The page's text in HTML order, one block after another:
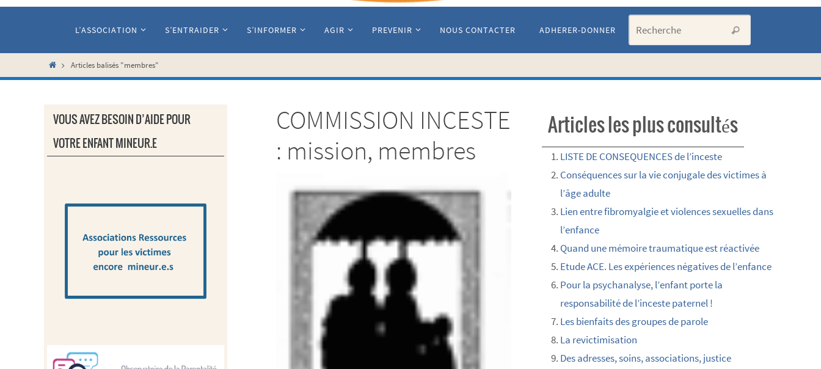
L’ASSOCIATION S’ENTRAIDER S’INFORMER AGIR PREVENIR NOUS CONTACTER ADHERER-DONNER Recherche
HomeArticles balisés "membres"
COMMISSION INCESTE
: mission, membres
Articles les plus consultés
LISTE DE CONSEQUENCES de l’inceste
Conséquences sur la vie conjugale des victimes à
l’âge adulte
Lien entre fibromyalgie et violences sexuelles dans
l’enfance
Quand une mémoire traumatique est réactivée
Etude ACE. Les expériences négatives de l’enfance
Pour la psychanalyse, l’enfant porte la
responsabilité de l’inceste paternel !
Les bienfaits des groupes de parole
La revictimisation
Des adresses, soins, associations, justice
VOUS AVEZ BESOIN D’AIDE POUR
VOTRE ENFANT MINEUR.E